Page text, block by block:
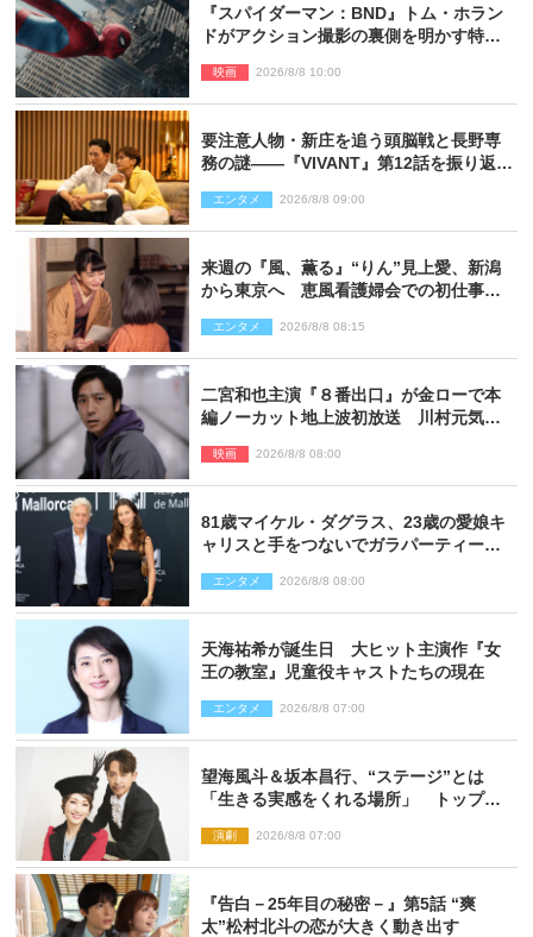
『スパイダーマン：BND』トム・ホラン
ドがアクション撮影の裏側を明かす特別
映画 2026/8/8 10:00
要注意人物・新庄を追う頭脳戦と長野専
務の謎――『VIVANT』第12話を振り返
エンタメ 2026/8/8 09:00
来週の『風、薫る』“りん”見上愛、新潟
から東京へ 恵風看護婦会での初仕事に
エンタメ 2026/8/8 08:15
二宮和也主演『８番出口』が金ローで本
編ノーカット地上波初放送 川村元気監
映画 2026/8/8 08:00
81歳マイケル・ダグラス、23歳の愛娘キ
ャリスと手をつないでガラパーティーに
エンタメ 2026/8/8 08:00
天海祐希が誕生日 大ヒット主演作『女
王の教室』児童役キャストたちの現在
エンタメ 2026/8/8 07:00
望海風斗＆坂本昌行、“ステージ”とは
「生きる実感をくれる場所」 トップを
演劇 2026/8/8 07:00
『告白－25年目の秘密－』第5話 “爽
太”松村北斗の恋が大きく動き出す